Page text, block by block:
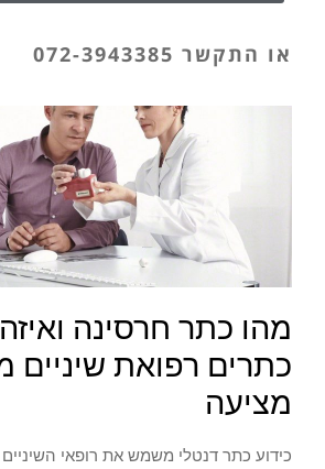
או התקשר 072-3943385
מהו כתר חרסינה ואיזה
כתרים רפואת שיניים
מציעה
כידוע כתר דנטלי משמש את רופאי השיניים